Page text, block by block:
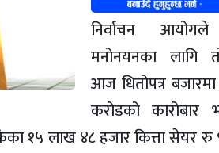
निर्वाचन आयोगले
मनोनयनका लागि
आज धितोपत्र
करोडको
१५ लाख ४८ हजार कित्ता सेयर रु